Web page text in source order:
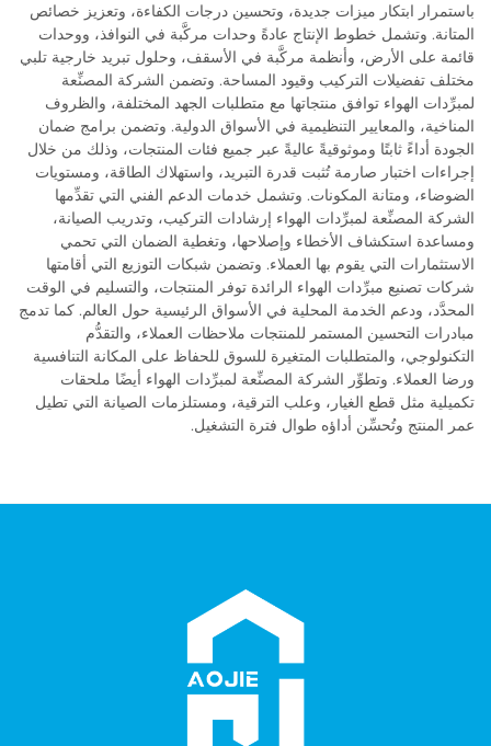
باستمرار ابتكار ميزات جديدة، وتحسين درجات الكفاءة، وتعزيز خصائص
المتانة. وتشمل خطوط الإنتاج عادةً وحدات مركَّبة في النوافذ، ووحدات
قائمة على الأرض، وأنظمة مركَّبة في الأسقف، وحلول تبريد خارجية تلبي
مختلف تفضيلات التركيب وقيود المساحة. وتضمن الشركة المصنِّعة
لمبرِّدات الهواء توافق منتجاتها مع متطلبات الجهد المختلفة، والظروف
المناخية، والمعايير التنظيمية في الأسواق الدولية. وتضمن برامج ضمان
الجودة أداءً ثابتًا وموثوقيةً عاليةً عبر جميع فئات المنتجات، وذلك من خلال
إجراءات اختبار صارمة تُثبت قدرة التبريد، واستهلاك الطاقة، ومستويات
الضوضاء، ومتانة المكونات. وتشمل خدمات الدعم الفني التي تقدِّمها
الشركة المصنِّعة لمبرِّدات الهواء إرشادات التركيب، وتدريب الصيانة،
ومساعدة استكشاف الأخطاء وإصلاحها، وتغطية الضمان التي تحمي
الاستثمارات التي يقوم بها العملاء. وتضمن شبكات التوزيع التي أقامتها
شركات تصنيع مبرِّدات الهواء الرائدة توفر المنتجات، والتسليم في الوقت
المحدَّد، ودعم الخدمة المحلية في الأسواق الرئيسية حول العالم. كما تدمج
مبادرات التحسين المستمر للمنتجات ملاحظات العملاء، والتقدُّم
التكنولوجي، والمتطلبات المتغيرة للسوق للحفاظ على المكانة التنافسية
ورضا العملاء. وتطوِّر الشركة المصنِّعة لمبرِّدات الهواء أيضًا ملحقات
تكميلية مثل قطع الغيار، وعلب الترقية، ومستلزمات الصيانة التي تطيل
عمر المنتج وتُحسِّن أداؤه طوال فترة التشغيل.